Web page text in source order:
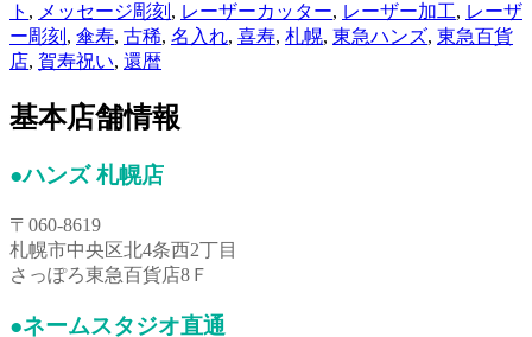
ト , メッセージ彫刻 , レーザーカッター, レーザー加工, レーザ
ー彫刻 , 傘寿, 古稀, 名入れ, 喜寿, 札幌, 東急ハンズ, 東急百貨
店, 賀寿祝い, 還暦
基本店舗情報
●ハンズ 札幌店
〒060-8619
札幌市中央区北4条西2丁目
さっぽろ東急百貨店8Ｆ
●ネームスタジオ直通